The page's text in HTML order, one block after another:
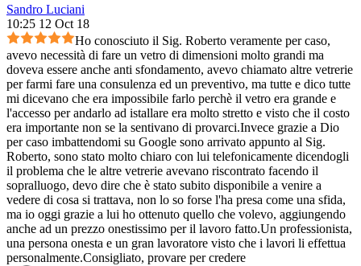
Sandro Luciani
10:25 12 Oct 18
Ho conosciuto il Sig. Roberto veramente per caso,
avevo necessità di fare un vetro di dimensioni molto grandi ma
doveva essere anche anti sfondamento, avevo chiamato altre vetrerie
per farmi fare una consulenza ed un preventivo, ma tutte e dico tutte
mi dicevano che era impossibile farlo perchè il vetro era grande e
l'accesso per andarlo ad istallare era molto stretto e visto che il costo
era importante non se la sentivano di provarci.Invece grazie a Dio
per caso imbattendomi su Google sono arrivato appunto al Sig.
Roberto, sono stato molto chiaro con lui telefonicamente dicendogli
il problema che le altre vetrerie avevano riscontrato facendo il
sopralluogo, devo dire che è stato subito disponibile a venire a
vedere di cosa si trattava, non lo so forse l'ha presa come una sfida,
ma io oggi grazie a lui ho ottenuto quello che volevo, aggiungendo
anche ad un prezzo onestissimo per il lavoro fatto.Un professionista,
una persona onesta e un gran lavoratore visto che i lavori li effettua
personalmente.Consigliato, provare per credere